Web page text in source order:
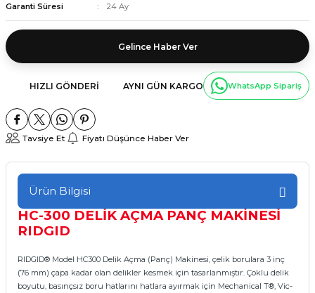
Garanti Süresi
24 Ay
Gelince Haber Ver
HIZLI GÖNDERI AYNI GÜN KARGO WhatsApp Sipariş
Tavsiye Et Fiyatı Düşünce Haber Ver
Ürün Bilgisi
HC-300 DELİK AÇMA PANÇ MAKİNESİ
RIDGID
RIDGID® Model HC300 Delik Açma (Panç) Makinesi, çelik borulara 3 inç
(76 mm) çapa kadar olan delikler kesmek için tasarlanmıştır. Çoklu delik
boyutu, basınçsız boru hatlarını hatlara ayırmak için Mechanical T®, Vic-